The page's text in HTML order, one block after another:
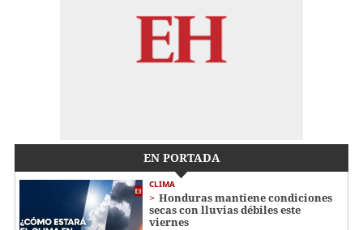
EN PORTADA
CLIMA
Honduras mantiene condiciones
secas con lluvias débiles este
viernes